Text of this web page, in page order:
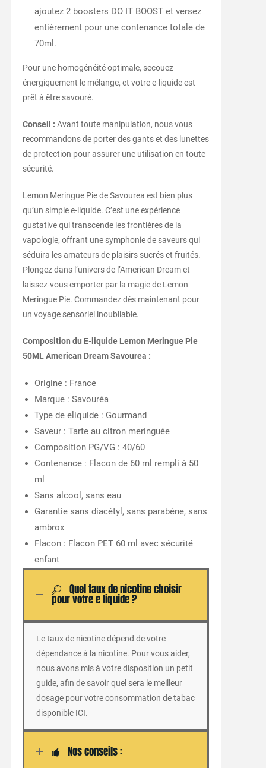
ajoutez 2 boosters DO IT BOOST et versez
entièrement pour une contenance totale de
70ml.
Pour une homogénéité optimale, secouez
énergiquement le mélange, et votre e-liquide est
prêt à être savouré.
Conseil : Avant toute manipulation, nous vous
recommandons de porter des gants et des lunettes
de protection pour assurer une utilisation en toute
sécurité.
Lemon Meringue Pie de Savourea est bien plus
qu’un simple e-liquide. C’est une expérience
gustative qui transcende les frontières de la
vapologie, offrant une symphonie de saveurs qui
séduira les amateurs de plaisirs sucrés et fruités.
Plongez dans l’univers de l’American Dream et
laissez-vous emporter par la magie de Lemon
Meringue Pie. Commandez dès maintenant pour
un voyage sensoriel inoubliable.
Composition du E-liquide Lemon Meringue Pie
50ML American Dream Savourea :
Origine : France
Marque : Savouréa
Type de eliquide : Gourmand
Saveur : Tarte au citron meringuée
Composition PG/VG : 40/60
Contenance : Flacon de 60 ml rempli à 50
ml
Sans alcool, sans eau
Garantie sans diacétyl, sans parabène, sans
ambrox
Flacon : Flacon PET 60 ml avec sécurité
enfant
Quel taux de nicotine choisir
pour votre e liquide ?
Le taux de nicotine dépend de votre
dépendance à la nicotine. Pour vous aider,
nous avons mis à votre disposition un petit
guide, afin de savoir quel sera le meilleur
dosage pour votre consommation de tabac
disponible ICI.
Nos conseils :